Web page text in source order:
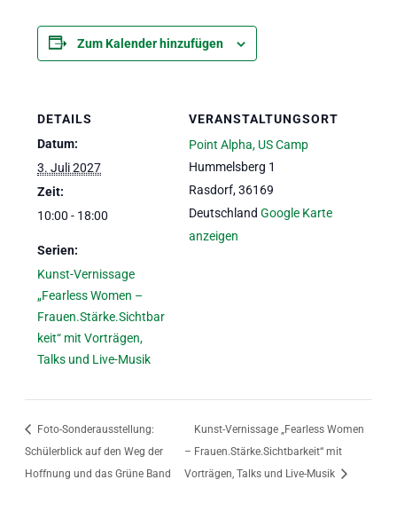
Zum Kalender hinzufügen
DETAILS
Datum:
3. Juli 2027
Zeit:
10:00 - 18:00
Serien:
Kunst-Vernissage
„Fearless Women –
Frauen.Stärke.Sichtbar
keit“ mit Vorträgen,
Talks und Live-Musik
VERANSTALTUNGSORT
Point Alpha, US Camp
Hummelsberg 1
Rasdorf, 36169
Deutschland Google Karte
anzeigen
Foto-Sonderausstellung:
Schülerblick auf den Weg der
Hoffnung und das Grüne Band
Kunst-Vernissage „Fearless Women
– Frauen.Stärke.Sichtbarkeit“ mit
Vorträgen, Talks und Live-Musik